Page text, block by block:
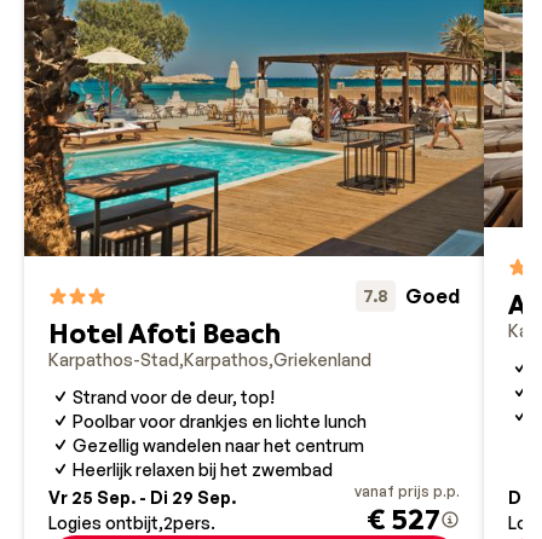
7.8 Goed
Hotel Afoti Beach
Karpathos-Stad Karpathos Griekenland
Strand voor de deur, top!
Poolbar voor drankjes en lichte lunch
Gezellig wandelen naar het centrum
Heerlijk relaxen bij het zwembad
Vr 25 Sep. - Di 29 Sep.
Logies ontbijt 2pers.
vanaf prijs p.p.
€ 527
Di